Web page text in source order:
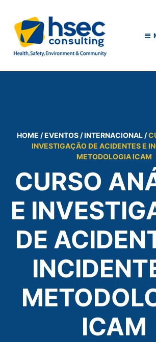
HOME / EVENTOS / INTERNACIONAL /
INVESTIGAÇÃO DE ACIDENTES E
METODOLOGIA ICAM
CURSO
E
DE
ICAM